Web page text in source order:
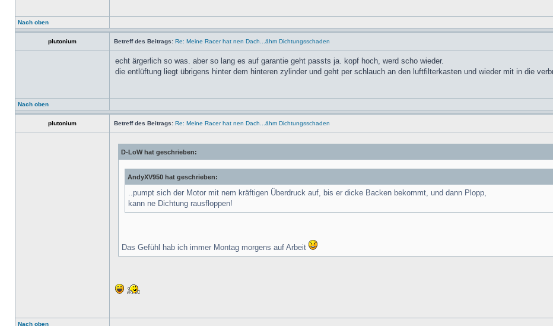
Nach oben
plutonium Betreff des Beitrags: Re: Meine Racer hat nen Dach...ähm Dichtungsschaden
echt ärgerlich so was. aber so lang es auf garantie geht passts ja. kopf hoch, werd scho wieder.
die entlüftung liegt übrigens hinter dem hinteren zylinder und geht per schlauch an den luftfilterkasten und wieder mit in die
Nach oben
plutonium Betreff des Beitrags: Re: Meine Racer hat nen Dach...ähm Dichtungsschaden
D-LoW hat geschrieben:
AndyXV950 hat geschrieben:
..pumpt sich der Motor mit nem kräftigen Überdruck auf, bis er dicke Backen bekommt, und dann Plopp,
kann ne Dichtung rausfloppen!
Das Gefühl hab ich immer Montag morgens auf Arbeit
Nach oben